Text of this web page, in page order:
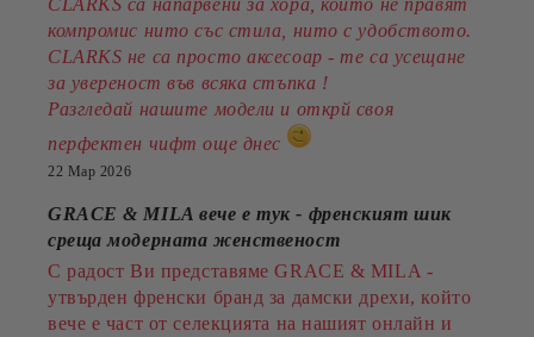
CLARKS са напарвени за хора, които не правят
компромис нито със стила, нито с удобството.
CLARKS не са просто аксесоар - те са усещане
за увереност във всяка стъпка !
Разгледай нашите модели и открй своя
перфектен чифт още днес
22 Мар 2026
GRACE & MILA вече е тук - френският шик
среща модерната женственост
С радост Ви представяме GRACE & MILA -
утвърден френски бранд за дамски дрехи, който
вече е част от селекцията на нашият онлайн и